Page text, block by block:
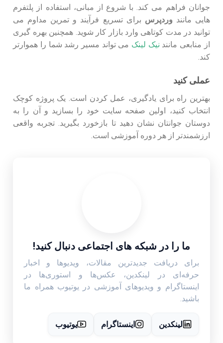
جوانان فراهم می کند. با شروع از مبانی، استفاده از پلتفرم
هایی مانند وردپرس برای تسریع فرآیند و تمرین مداوم می
توانید در مدت کوتاهی وارد بازار کار شوید. همچنین بهره گیری
از منابعی مانند نیک لینک می تواند مسیر رشد شما را هموارتر
کند.
عملی کنید
بهترین راه برای یادگیری، عمل کردن است. یک پروژه کوچک
انتخاب کنید، اولین صفحه سایت خود را بسازید و آن را به
دوستان جوانتان نشان دهید تا بازخورد بگیرید. تجربه واقعی
ارزشمندتر از هر دوره آموزشی است.
ما را در شبکه های اجتماعی دنبال کنید!
برای دریافت جدیدترین مقالات، ویدیوها و اخبار
حرفه‌ای در لینکدین، عکس‌ها و استوری‌ها در
اینستاگرام و ویدیوهای آموزشی در یوتیوب همراه ما
باشید.
لینکدین اینستاگرام یوتیوب